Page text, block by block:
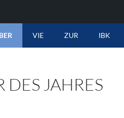
BER VIE ZUR IBK
DES JAHRES